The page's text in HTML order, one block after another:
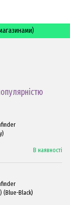
В наявності
(Blue-Black)